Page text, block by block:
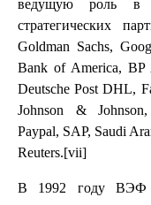
ведущую роль в
стратегических
Goldman Sachs,
Bank of America, BP
Deutsche Post DHL,
Johnson &
Paypal, SAP, Saudi
Reuters.[vii]
В 1992 году ВЭФ